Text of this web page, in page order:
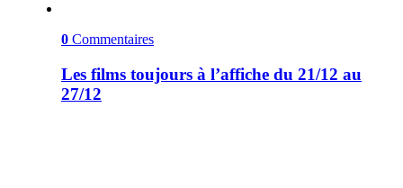
0 Commentaires
Les films toujours à l’affiche du 21/12 au
27/12